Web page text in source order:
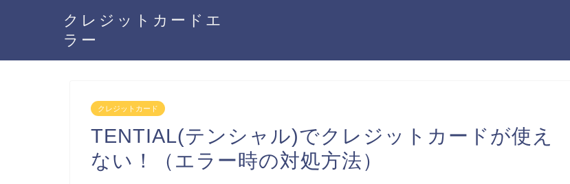
クレジットカードエ
ラー
クレジットカード
TENTIAL(テンシャル)でクレジットカードが使え
ない！（エラー時の対処方法）